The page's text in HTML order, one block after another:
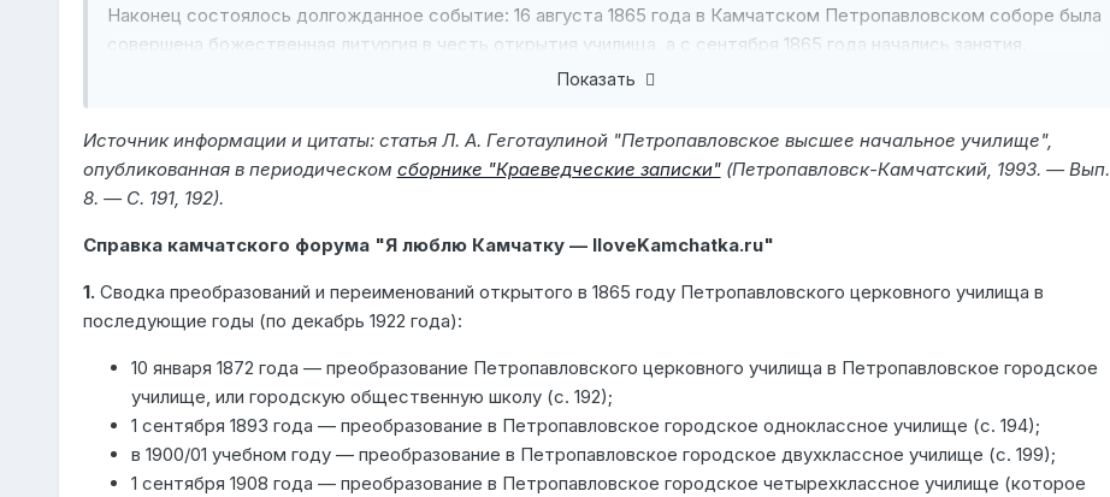
Наконец состоялось долгожданное событие: 16 августа 1865 года в Камчатском Петропавловском соборе была
совершена божественная литургия в честь открытия училища, а с сентября 1865 года начались занятия.
На 1 января 1866 года в [Петропавловском церковном] училище обучались 13 мальчиков и 12 девочек под
каникулами и, конечно, с оценками. Только оценки в школьных свидетельствах были непривычными для
современных школьников: "хорошо", "порядочно", "не худо". Дети находились в школе ежедневно, кроме
воскресных и праздничных дней, по пять часов в день, до и после полудня. В летние месяцы ученики увольнялись
от учения для помощи родителям по хозяйству и отдыха. В учебное время дети осваивали чтение по церковной
успехов — первую часть арифметики, счисление на счетах и прочие науки.
…10 января 1872 года это учебное заведение было изъято из ведения духовенства и по желанию городского
управления передано в ведение городского общества.
Показать
Источник информации и цитаты: статья Л. А. Геготаулиной "Петропавловское высшее начальное училище",
опубликованная в периодическом сборнике "Краеведческие записки"(Петропавловск-Камчатский, 1993. — Вып.
8. — С. 191, 192).
Справка камчатского форума "Я люблю Камчатку — IloveKamchatka.ru"
1. Сводка преобразований и переименований открытого в 1865 году Петропавловского церковного училища в
последующие годы (по декабрь 1922 года):
10 января 1872 года — преобразование Петропавловского церковного училища в Петропавловское городское
училище, или городскую общественную школу (с. 192);
1 сентября 1893 года — преобразование в Петропавловское городское одноклассное училище (с. 194);
в 1900/01 учебном году — преобразование в Петропавловское городское двухклассное училище (с. 199);
1 сентября 1908 года — преобразование в Петропавловское городское четырехклассное училище (которое